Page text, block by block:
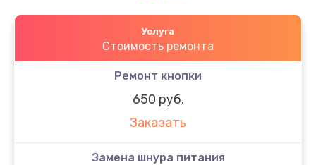
Услуга
Стоимость ремонта
Ремонт кнопки
650 руб.
Заказать
Замена шнура питания